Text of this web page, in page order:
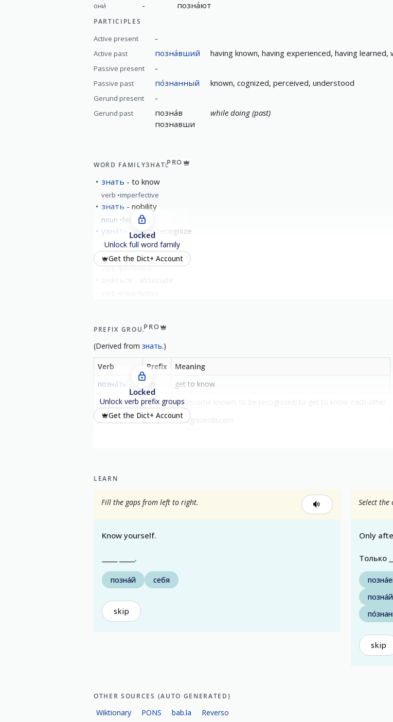
они́ - позна́ют
PARTICIPLES
Active present -
Active past позна́вший having known, having experienced, having
Passive present -
Passive past по́знанный known, cognized, perceived, understood
Gerund present -
Gerund past
позна́в
познавши
while doing (past)
WORD FAMILYЗНАТЬPRO
знать to know
verb imperfective
знать nobility
noun feminine
узна́ть learn; recognize
verb perfective
вы́знать To fully know
verb perfective
зна́ться
Locked
Unlock full word family
Get the Dict+ Account
PREFIX GROUPPRO
(Derived from знать.)
Verb Prefix
Meaning
позна́ть
по-
get to know
позна́ться
по-
to become known; to be recognized; to get to know each other
распозна́ть
рас- recognize/discern
Locked
Unlock verb prefix groups
Get the Dict+ Account
LEARN
Fill the gaps from left to right.
Know yourself.
_____ _____.
позна́й себя
skip
Select the
Only
Только
skip
OTHER SOURCES (AUTO GENERATED)
Wiktionary PONS bab.la Reverso